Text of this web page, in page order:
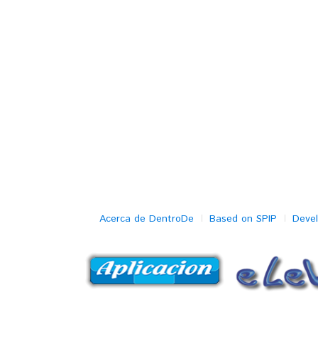
Acerca de DentroDe Based on SPIP